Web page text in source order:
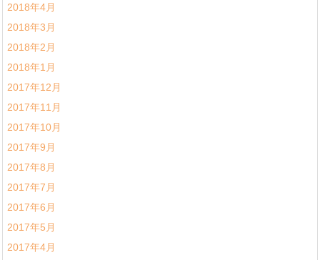
2018年4月
2018年3月
2018年2月
2018年1月
2017年12月
2017年11月
2017年10月
2017年9月
2017年8月
2017年7月
2017年6月
2017年5月
2017年4月